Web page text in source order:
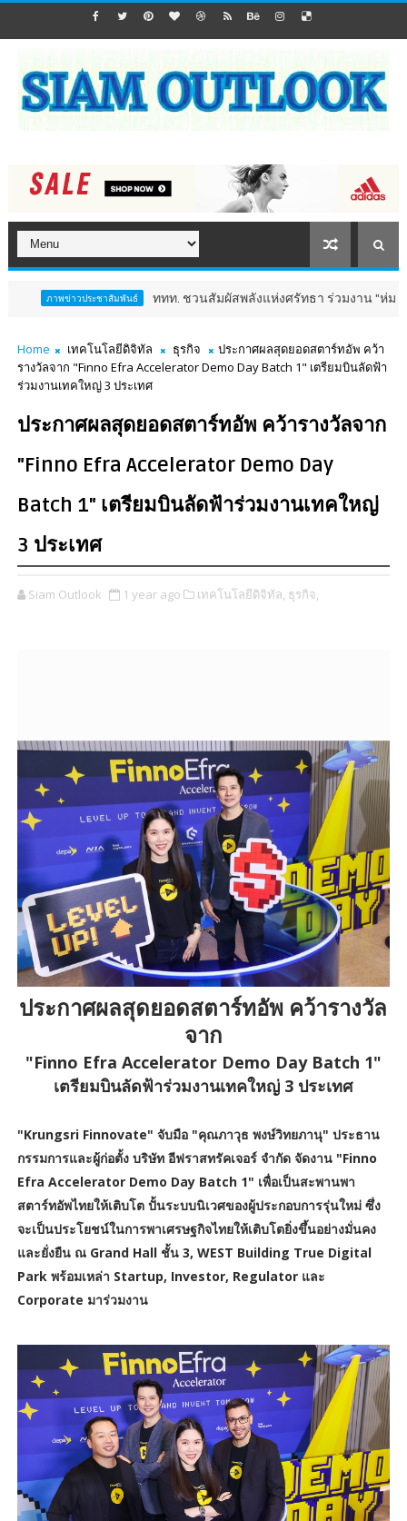
ะชาสัมพันธ์ ททท. ชวนสัมผัสพลังแห่งศรัทธา ร่วมงาน "ห่มผ้าหลวงปู่ทวด ครั้
Home เทคโนโลยีดิจิทัล ธุรกิจ
ประกาศผลสุดยอดสตาร์ทอัพ คว้า
รางวัลจาก "Finno Efra Accelerator Demo Day Batch 1" เตรียมบินลัดฟ้า
ร่วมงานเทคใหญ่ 3 ประเทศ
ประกาศผลสุดยอดสตาร์ทอัพ คว้ารางวัลจาก
"Finno Efra Accelerator Demo Day
Batch 1" เตรียมบินลัดฟ้าร่วมงานเทคใหญ่
3 ประเทศ
Siam Outlook 1 year ago เทคโนโลยีดิจิทัล, ธุรกิจ,
ประกาศผลสุดยอดสตาร์ทอัพ คว้ารางวัล
จาก
"Finno Efra Accelerator Demo Day Batch 1"
เตรียมบินลัดฟ้าร่วมงานเทคใหญ่ 3 ประเทศ
"Krungsri Finnovate" จับมือ "คุณภาวุธ พงษ์วิทยภานุ" ประธาน
กรรมการและผู้ก่อตั้ง บริษัท อีฟราสทรัคเจอร์ จำกัด จัดงาน "Finno
Efra Accelerator Demo Day Batch 1" เพื่อเป็นสะพานพา
สตาร์ทอัพไทยให้เติบโต ปั้นระบบนิเวศของผู้ประกอบการรุ่นใหม่ ซึ่ง
จะเป็นประโยชน์ในการพาเศรษฐกิจไทยให้เติบโตยิ่งขึ้นอย่างมั่นคง
และยั่งยืน ณ Grand Hall ชั้น 3, WEST Building True Digital
Park พร้อมเหล่า Startup, Investor, Regulator และ
Corporate มาร่วมงาน